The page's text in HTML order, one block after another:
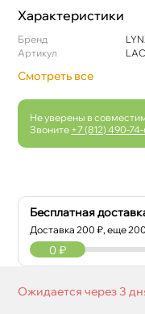
Характеристики
Бренд
Артикул
Смотреть все
Не уверены в
Звоните +7 (812) 490-
Бесплатная
Доставка200 ₽, еще
0 ₽
Ожидается через 3